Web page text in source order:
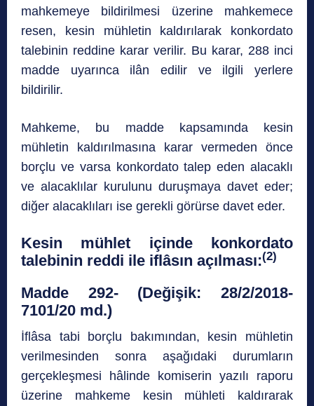
mahkemeye bildirilmesi üzerine mahkemece
resen, kesin mühletin kaldırılarak konkordato
talebinin reddine karar verilir. Bu karar, 288 inci
madde uyarınca ilân edilir ve ilgili yerlere
bildirilir.
Mahkeme, bu madde kapsamında kesin
mühletin kaldırılmasına karar vermeden önce
borçlu ve varsa konkordato talep eden alacaklı
ve alacaklılar kurulunu duruşmaya davet eder;
diğer alacaklıları ise gerekli görürse davet eder.
Kesin mühlet içinde konkordato
talebinin reddi ile iflâsın açılması:(2)
Madde 292- (Değişik: 28/2/2018-
7101/20 md.)
İflâsa tabi borçlu bakımından, kesin mühletin
verilmesinden sonra aşağıdaki durumların
gerçekleşmesi hâlinde komiserin yazılı raporu
üzerine mahkeme kesin mühleti kaldırarak